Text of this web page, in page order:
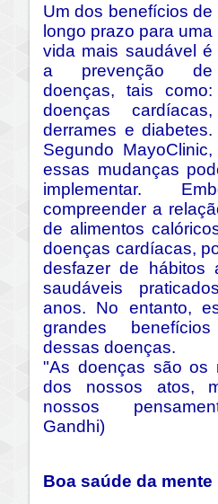
Um dos benefícios de
longo prazo para uma
vida mais saudável é
a prevenção de
doenças, tais como:
doenças cardíacas,
derrames e diabetes.
Segundo MayoClinic,
essas mudanças
implementar.
compreender a
de alimentos
doenças cardíacas,
desfazer de hábitos
saudáveis
anos. No entanto,
grandes
dessas doenças.
"As doenças são os
dos nossos atos,
nossos
Gandhi)
Boa saúde da mente